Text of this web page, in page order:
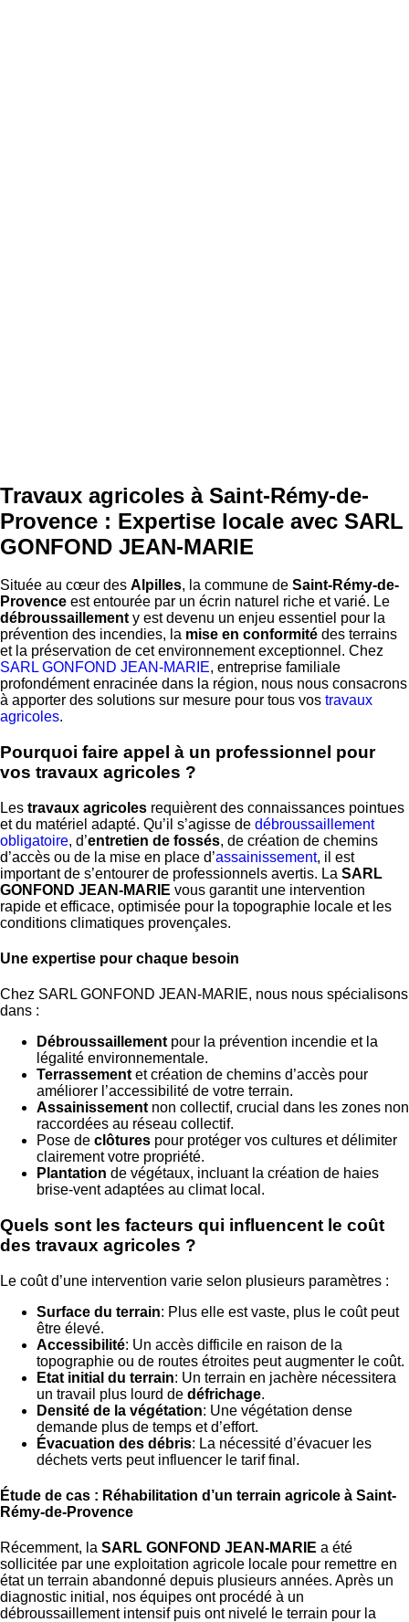
Travaux agricoles à Saint-Rémy-de-
Provence : Expertise locale avec SARL
GONFOND JEAN-MARIE
Située au cœur des Alpilles, la commune de Saint-Rémy-de-
Provence est entourée par un écrin naturel riche et varié. Le
débroussaillementy est devenu un enjeu essentiel pour la
prévention des incendies, la mise en conformité des terrains
et la préservation de cet environnement exceptionnel. Chez
SARL GONFOND JEAN-MARIE, entreprise familiale
profondément enracinée dans la région, nous nous consacrons
à apporter des solutions sur mesure pour tous vos travaux
agricoles.
Pourquoi faire appel à un professionnel pour
vos travaux agricoles ?
Les travaux agricoles requièrent des connaissances pointues
et du matériel adapté. Qu’il s’agisse de débroussaillement
obligatoire, d’entretien de fossés, de création de chemins
d’accès ou de la mise en place d’assainissement, il est
important de s’entourer de professionnels avertis. La SARL
GONFOND JEAN-MARIE vous garantit une intervention
rapide et efficace, optimisée pour la topographie locale et les
conditions climatiques provençales.
Une expertise pour chaque besoin
Chez SARL GONFOND JEAN-MARIE, nous nous spécialisons
dans :
Débroussaillement pour la prévention incendie et la
légalité environnementale.
Terrassement et création de chemins d’accès pour
améliorer l’accessibilité de votre terrain.
Assainissement non collectif, crucial dans les zones non
raccordées au réseau collectif.
Pose de clôtures pour protéger vos cultures et délimiter
clairement votre propriété.
Plantation de végétaux, incluant la création de haies
brise-vent adaptées au climat local.
Quels sont les facteurs qui influencent le coût
des travaux agricoles ?
Le coût d’une intervention varie selon plusieurs paramètres :
Surface du terrain: Plus elle est vaste, plus le coût peut
être élevé.
Accessibilité: Un accès difficile en raison de la
topographie ou de routes étroites peut augmenter le coût.
Etat initial du terrain: Un terrain en jachère nécessitera
un travail plus lourd de défrichage.
Densité de la végétation: Une végétation dense
demande plus de temps et d’effort.
Évacuation des débris: La nécessité d’évacuer les
déchets verts peut influencer le tarif final.
Étude de cas : Réhabilitation d’un terrain agricole à Saint-
Rémy-de-Provence
Récemment, la SARL GONFOND JEAN-MARIE a été
sollicitée par une exploitation agricole locale pour remettre en
état un terrain abandonné depuis plusieurs années. Après un
diagnostic initial, nos équipes ont procédé à un
débroussaillement intensif puis ont nivelé le terrain pour la